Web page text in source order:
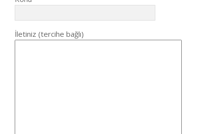
İletiniz (tercihe bağlı)